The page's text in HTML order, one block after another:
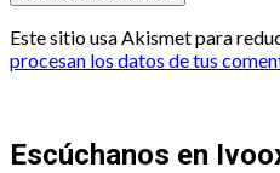
Este sitio usa Akismet para
procesan los datos de tus
Escúchanos en